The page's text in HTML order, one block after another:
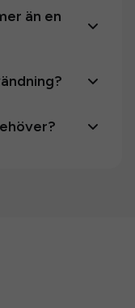
än en